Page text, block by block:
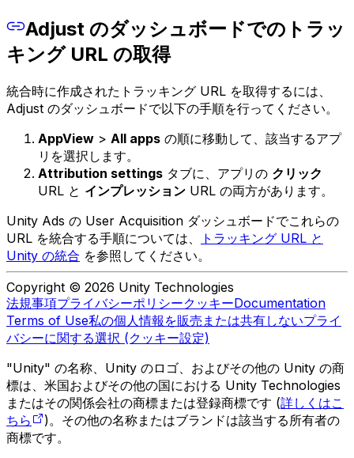
Adjust のダッシュボードでのトラッ
キング URL の取得
統合時に作成されたトラッキング URL を取得するには、
Adjust のダッシュボードで以下の手順を行ってください。
AppView > All apps の順に移動して、該当するアプ
リを選択します。
Attribution settings タブに、アプリの クリック
URL と インプレッション URL の両方があります。
Unity Ads の User Acquisition ダッシュボードでこれらの
URL を統合する手順については、
トラッキング URL と
Unity の統合 を参照してください。
Copyright © 2026 Unity Technologies
法規事項プライバシーポリシークッキーDocumentation
Terms of Use私の個人情報を販売または共有しないプライ
バシーに関する選択 (クッキー設定)
"Unity" の名称、Unity のロゴ、およびその他の Unity の商
標は、米国およびその他の国における Unity Technologies
またはその関係会社の商標または登録商標です (詳しくはこ
ちら
)。その他の名称またはブランドは該当する所有者の
商標です。